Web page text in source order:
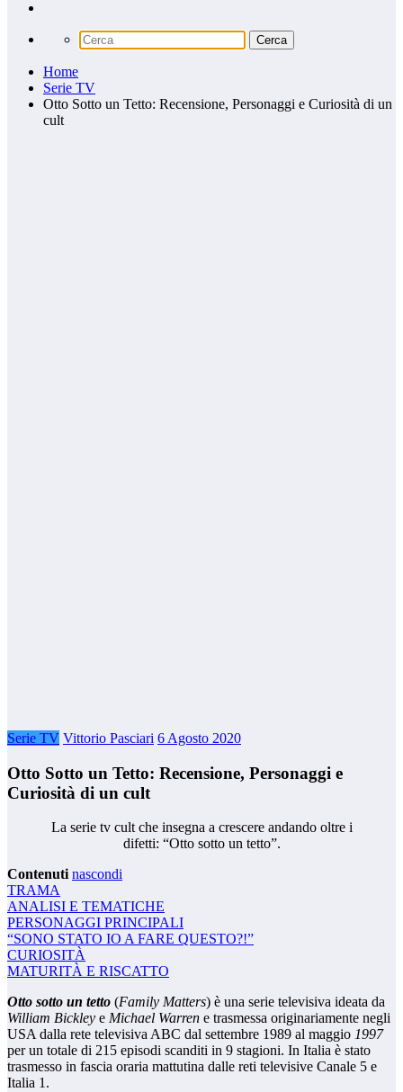
Home
Serie TV
Otto Sotto un Tetto: Recensione, Personaggi e Curiosità di un
cult
Serie TV Vittorio Pasciari 6 Agosto 2020
Otto Sotto un Tetto: Recensione, Personaggi e
Curiosità di un cult
La serie tv cult che insegna a crescere andando oltre i
difetti: “Otto sotto un tetto”.
Contenuti nascondi
TRAMA
ANALISI E TEMATICHE
PERSONAGGI PRINCIPALI
“SONO STATO IO A FARE QUESTO?!”
CURIOSITÀ
MATURITÀ E RISCATTO
Otto sotto un tetto (Family Matters) è una serie televisiva ideata da
William Bickley e Michael Warren e trasmessa originariamente negli
USA dalla rete televisiva ABC dal settembre 1989 al maggio 1997
per un totale di 215 episodi scanditi in 9 stagioni. In Italia è stato
trasmesso in fascia oraria mattutina dalle reti televisive Canale 5 e
Italia 1.